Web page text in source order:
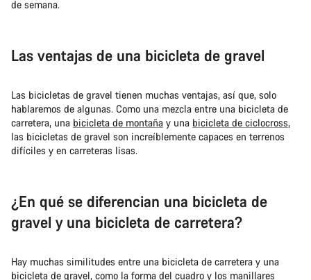
de semana.
Las ventajas de una bicicleta de gravel
Las bicicletas de gravel tienen muchas ventajas, así que, solo
hablaremos de algunas. Como una mezcla entre una bicicleta de
carretera, una bicicleta de montaña y una bicicleta de ciclocross,
las bicicletas de gravel son increíblemente capaces en terrenos
difíciles y en carreteras lisas.
¿En qué se diferencian una bicicleta de
gravel y una bicicleta de carretera?
Hay muchas similitudes entre una bicicleta de carretera y una
bicicleta de gravel, como la forma del cuadro y los manillares